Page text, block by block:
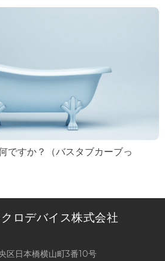
ですか？（バスタブカーブっ
ロデバイス株式会社
区日本橋横山町3番10号